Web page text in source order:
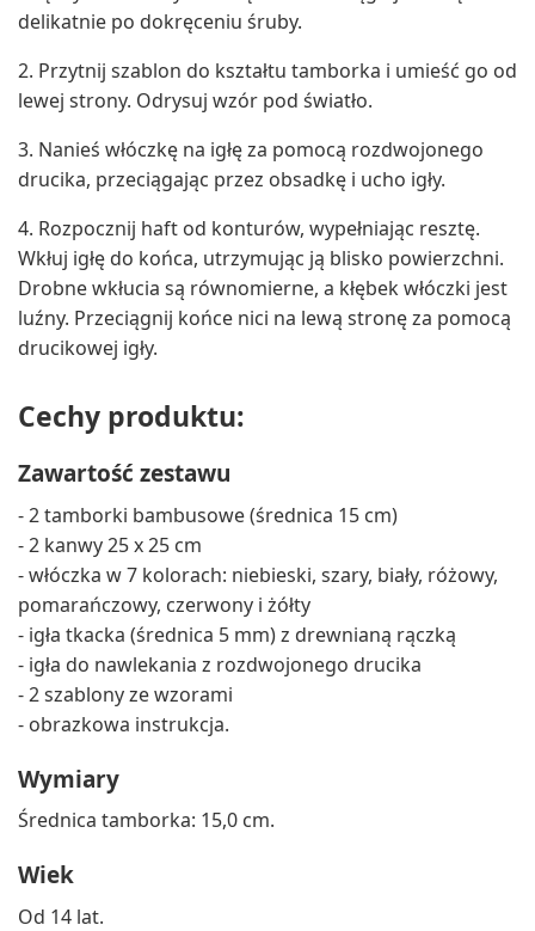
delikatnie po dokręceniu śruby.
2. Przytnij szablon do kształtu tamborka i umieść go od
lewej strony. Odrysuj wzór pod światło.
3. Nanieś włóczkę na igłę za pomocą rozdwojonego
drucika, przeciągając przez obsadkę i ucho igły.
4. Rozpocznij haft od konturów, wypełniając resztę.
Wkłuj igłę do końca, utrzymując ją blisko powierzchni.
Drobne wkłucia są równomierne, a kłębek włóczki jest
luźny. Przeciągnij końce nici na lewą stronę za pomocą
drucikowej igły.
Cechy produktu:
Zawartość zestawu
- 2 tamborki bambusowe (średnica 15 cm)
- 2 kanwy 25 x 25 cm
- włóczka w 7 kolorach: niebieski, szary, biały, różowy,
pomarańczowy, czerwony i żółty
- igła tkacka (średnica 5 mm) z drewnianą rączką
- igła do nawlekania z rozdwojonego drucika
- 2 szablony ze wzorami
- obrazkowa instrukcja.
Wymiary
Średnica tamborka: 15,0 cm.
Wiek
Od 14 lat.